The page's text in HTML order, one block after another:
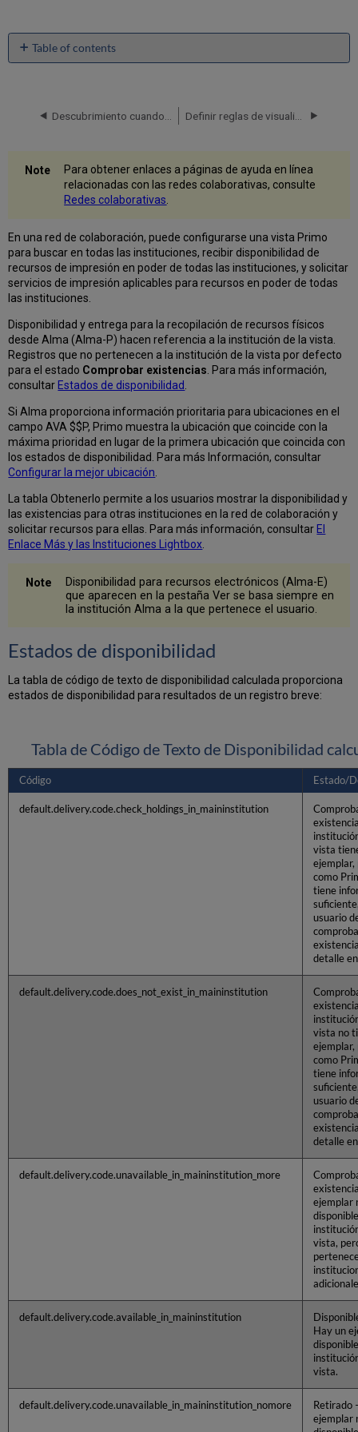
Table of contents
El
y
las
Instituciones
Lightbox
desde
cualquier
institución
miembro
Compartir
inventario
digital
con
instituciones
miembro
Para obtener enlaces a páginas de ayuda en línea
relacionadas con las redes colaborativas, consulte
Redes colaborativas
En una red de colaboración, puede configurarse una vista Primo
para buscar en todas las instituciones, recibir disponibilidad de
recursos de impresión en poder de todas las instituciones, y solicitar
servicios de impresión aplicables para recursos en poder de todas
las instituciones.
Disponibilidad y entrega para la recopilación de recursos físicos
desde Alma (Alma-P) hacen referencia a la institución de la vista.
Registros que no pertenecen a la institución de la vista por defecto
para el estado Comprobar existencias . Para más información,
consultar Estados de disponibilidad
Si Alma proporciona información prioritaria para ubicaciones en el
campo AVA $$P, Primo muestra la ubicación que coincide con la
máxima prioridad en lugar de la primera ubicación que coincida con
los estados de disponibilidad. Para más Información, consultar
Configurar la mejor ubicación
La tabla Obtenerlo permite a los usuarios mostrar la disponibilidad y
las existencias para otras instituciones en la red de colaboración y
solicitar recursos para ellas. Para más información, consultar El
Enlace Más y las Instituciones Lightbox
Disponibilidad para recursos electrónicos (Alma-E)
que aparecen en la pestaña Ver se basa siempre en
la institución Alma a la que pertenece el usuario.
Estados de disponibilidad
La tabla de código de texto de disponibilidad calculada proporciona
estados de disponibilidad para resultados de un registro breve:
Tabla de Código de Texto de Disponibilidad
Código Estado/
default.delivery.code.check_holdings_in_maininstitution
vista
ejemplar,
como
tiene
usuario
detalle
default.delivery.code.does_not_exist_in_maininstitution
vista no
ejemplar,
como
tiene
usuario
detalle
default.delivery.code.unavailable_in_maininstitution_more
ejemplar
vista,
default.delivery.code.available_in_maininstitution
Hay un
vista.
default.delivery.code.unavailable_in_maininstitution_nomore
Retirado
ejemplar